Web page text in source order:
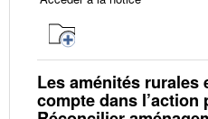
Les aménités rurales
compte dans l’action